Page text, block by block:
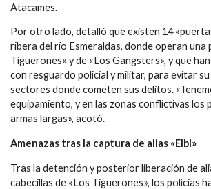
Atacames.
Por otro lado, detalló que existen 14
ribera del río Esmeraldas, donde operan una
Tiguerones» y de «Los Gangsters», y que
con resguardo policial y militar, para evitar
sectores donde cometen sus delitos.
equipamiento, y en las zonas conflictivas los
armas largas», acotó.
Amenazas tras la captura de alias «Elbi»
Tras la detención y posterior liberación de
cabecillas de «Los Tiguerones», los polícias